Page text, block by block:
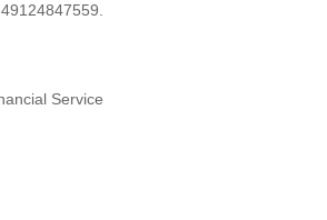
Service